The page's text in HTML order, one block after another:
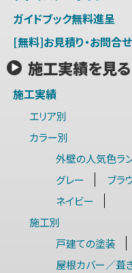
ガイドブック無料進呈
[無料]お見積り・お問合せ
施工実績を見る
施工実績
エリア別
カラー別
外壁の人気色ラ
グレー
ブラ
ネイビー
施工別
戸建ての塗装
屋根カバー／葺